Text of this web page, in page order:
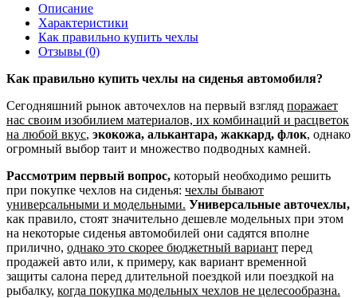
Описание
Характеристики
Как правильно купить чехлы
Отзывы (0)
Как правильно купить чехлы на сиденья автомобиля?
Сегодняшний рынок авточехлов на первый взгляд поражает
нас своим изобилием материалов, их комбинаций и расцветок
на любой вкус, экокожа, алькантара, жаккард, флок, однако
огромный выбор таит и множество подводных камней.
Рассмотрим первый вопрос, который необходимо решить
при покупке чехлов на сиденья: чехлы бывают
универсальными и модельными. Универсальные авточехлы,
как правило, стоят значительно дешевле модельных при этом
на некоторые сиденья автомобилей они садятся вполне
прилично, однако это скорее бюджетный вариант перед
продажей авто или, к примеру, как вариант временной
защиты салона перед длительной поездкой или поездкой на
рыбалку, когда покупка модельных чехлов не целесообразна.